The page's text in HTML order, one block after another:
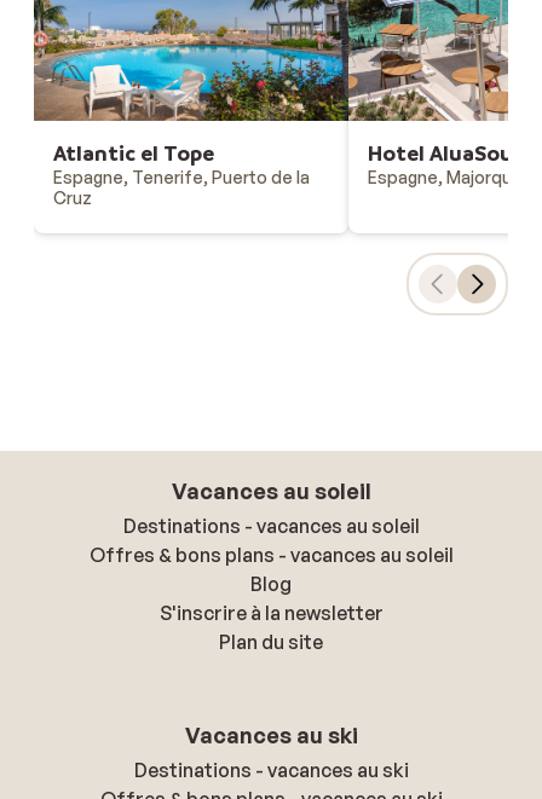
Atlantic el Tope
Espagne, Tenerife, Puerto de la
Cruz
Hotel AluaSoul
Espagne, Majorque,
Vacances au soleil
Destinations - vacances au soleil
Offres & bons plans - vacances au soleil
Blog
S'inscrire à la newsletter
Plan du site
Vacances au ski
Destinations - vacances au ski